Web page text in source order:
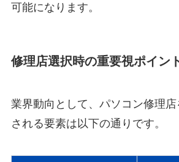
可能になります。
修理店選択時の重要視ポイン
業界動向として、パソコン修理
される要素は以下の通りです。